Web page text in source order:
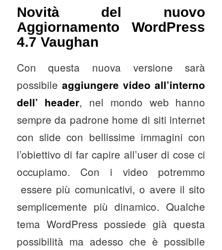
Novità del nuovo
Aggiornamento WordPress
4.7 Vaughan
Con questa nuova versione sarà
possibile aggiungere video all’interno
dell’ header, nel mondo web hanno
sempre da padrone home di siti internet
con slide con bellissime immagini con
l’obiettivo di far capire all’user di cose ci
occupiamo. Con i video potremmo
essere più comunicativi, o avere il sito
semplicemente più dinamico. Qualche
tema WordPress possiede già questa
possibilità ma adesso che è possibile